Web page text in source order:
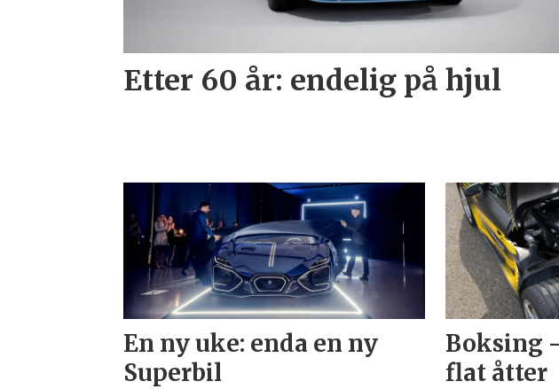
Etter 60 år: endelig på hjul
En ny uke: enda en ny
Superbil
Boksing
flat åtter